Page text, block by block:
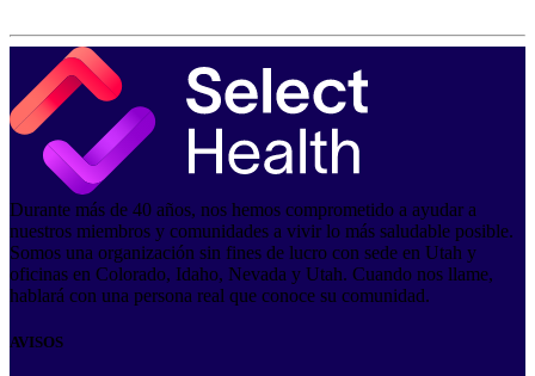
Durante más de 40 años, nos hemos comprometido a ayudar a
nuestros miembros y comunidades a vivir lo más saludable posible.
Somos una organización sin fines de lucro con sede en Utah y
oficinas en Colorado, Idaho, Nevada y Utah. Cuando nos llame,
hablará con una persona real que conoce su comunidad.
AVISOS